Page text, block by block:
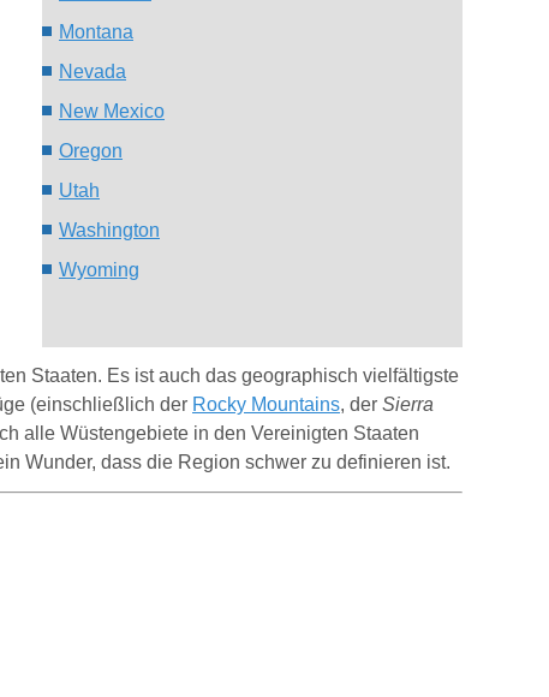
Montana
Nevada
New Mexico
Oregon
Utah
Washington
Wyoming
Staaten. Es ist auch das geographisch vielfältigste
(einschließlich der Rocky Mountains, der Sierra
alle Wüstengebiete in den Vereinigten Staaten
Wunder, dass die Region schwer zu definieren ist.